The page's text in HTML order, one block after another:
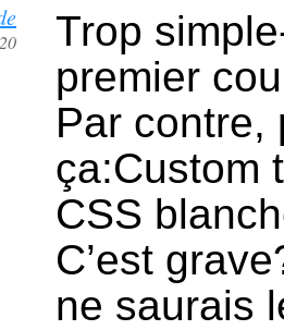
Trop
premier
Par contre,
ça:Custom
CSS
C’est
ne saurais